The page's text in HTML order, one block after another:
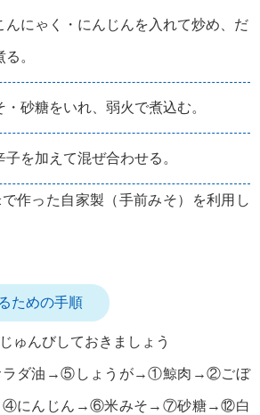
んにゃく・にんじんを入れて炒め、だ
。
・砂糖をいれ、弱火で煮込む。
子を加えて混ぜ合わせる。
作った自家製（手前みそ）を利用し
ための手順
ゅんびしておきましょう
ダ油→⑤しょうが→①鯨肉→②ごぼ
にんじん→⑥米みそ→⑦砂糖→⑫白